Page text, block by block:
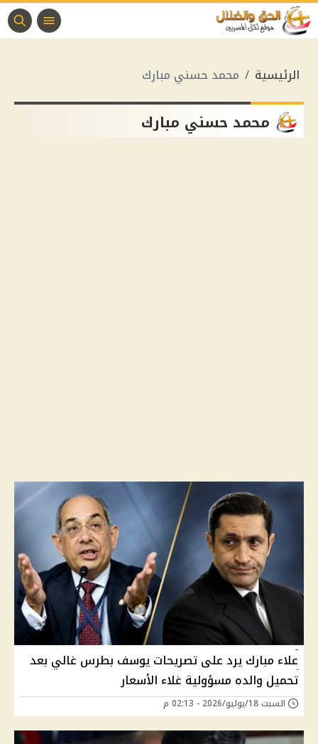
الرئيسية محمد حسني مبارك
محمد حسني مبارك
علاء مبارك يرد على تصريحات يوسف بطرس غالي بعد
تحميل والده مسؤولية غلاء الأسعار
السبت 18/يوليو/2026 - 02:13 م